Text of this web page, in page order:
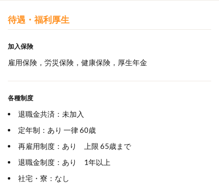
待遇・福利厚生
加入保険
雇用保険，労災保険，健康保険，厚生年金
各種制度
退職金共済：未加入
定年制：あり 一律 60歳
再雇用制度：あり 上限 65歳まで
退職金制度：あり 1年以上
社宅・寮：なし